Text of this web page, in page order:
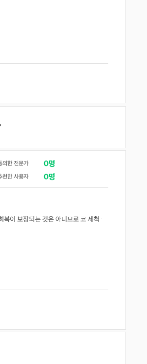
의한 전문가 0명
천한 사용자 0명
이 보장되는 것은 아니므로 코 세척·